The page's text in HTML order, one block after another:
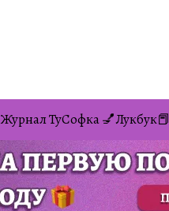
Журнал ТуСофка 💅Лукбук📕